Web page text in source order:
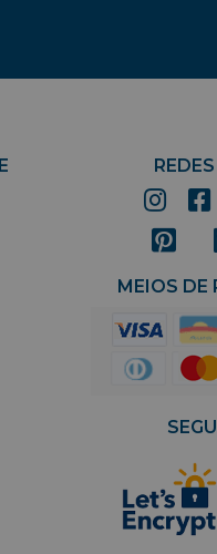
MEIOS DE